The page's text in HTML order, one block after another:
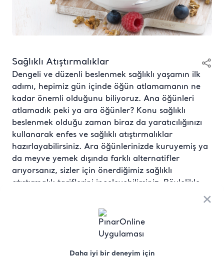
×
Daha iyi bir deneyim için
Sağlıklı Atıştırmalıklar
Dengeli ve düzenli beslenmek sağlıklı yaşamın ilk
adımı, hepimiz gün içinde öğün atlamamanın ne
kadar önemli olduğunu biliyoruz. Ana öğünleri
atlamadık peki ya ara öğünler? Konu sağlıklı
beslenmek olduğu zaman biraz da yaratıcılığınızı
kullanarak enfes ve sağlıklı atıştırmalıklar
hazırlayabilirsiniz. Ara öğünlerinizde kuruyemiş ya
da meyve yemek dışında farklı alternatifler
arıyorsanız, sizler için önerdiğimiz sağlıklı
atıştırmalık tariflerini inceleyebilirsiniz. Böylelikle
bir yandan diyetinizi devam ettirebilme konusunda
motivasyonunuzu arttırırken bir yandan da
enerjinizi yükseltebilirsiniz.
Yulaflı Kurabiye